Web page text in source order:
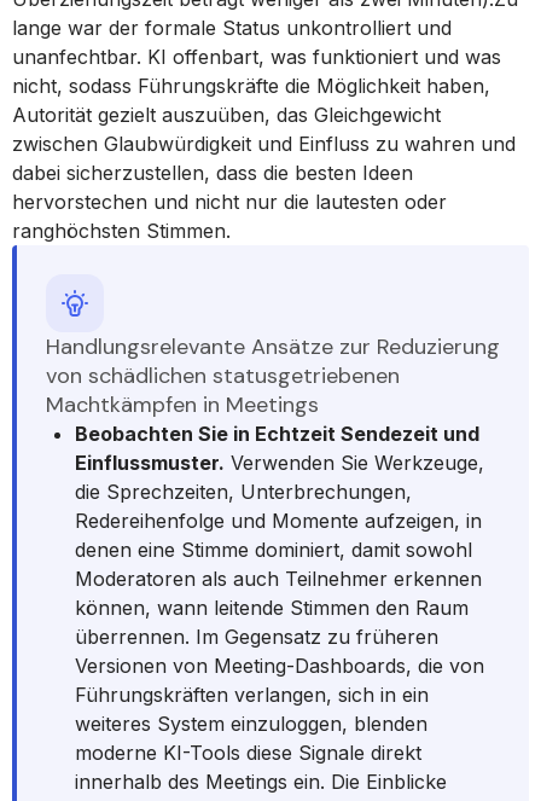
lange war der formale Status unkontrolliert und
unanfechtbar. KI offenbart, was funktioniert und was
nicht, sodass Führungskräfte die Möglichkeit haben,
Autorität gezielt auszuüben, das Gleichgewicht
zwischen Glaubwürdigkeit und Einfluss zu wahren und
dabei sicherzustellen, dass die besten Ideen
hervorstechen und nicht nur die lautesten oder
ranghöchsten Stimmen.
Handlungsrelevante Ansätze zur Reduzierung
von schädlichen statusgetriebenen
Machtkämpfen in Meetings
Beobachten Sie in Echtzeit Sendezeit und
Einflussmuster. Verwenden Sie Werkzeuge,
die Sprechzeiten, Unterbrechungen,
Redereihenfolge und Momente aufzeigen, in
denen eine Stimme dominiert, damit sowohl
Moderatoren als auch Teilnehmer erkennen
können, wann leitende Stimmen den Raum
überrennen. Im Gegensatz zu früheren
Versionen von Meeting-Dashboards, die von
Führungskräften verlangen, sich in ein
weiteres System einzuloggen, blenden
moderne KI-Tools diese Signale direkt
innerhalb des Meetings ein. Die Einblicke